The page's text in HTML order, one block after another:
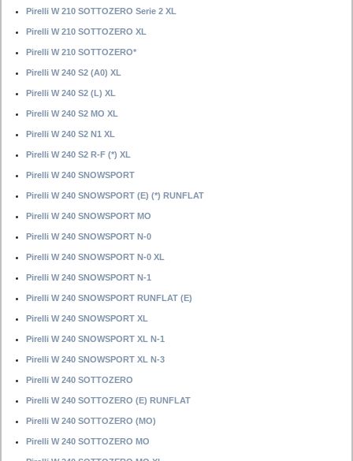
Pirelli W 210 SOTTOZERO Serie 2 XL
Pirelli W 210 SOTTOZERO XL
Pirelli W 210 SOTTOZERO*
Pirelli W 240 S2 (A0) XL
Pirelli W 240 S2 (L) XL
Pirelli W 240 S2 MO XL
Pirelli W 240 S2 N1 XL
Pirelli W 240 S2 R-F (*) XL
Pirelli W 240 SNOWSPORT
Pirelli W 240 SNOWSPORT (E) (*) RUNFLAT
Pirelli W 240 SNOWSPORT MO
Pirelli W 240 SNOWSPORT N-0
Pirelli W 240 SNOWSPORT N-0 XL
Pirelli W 240 SNOWSPORT N-1
Pirelli W 240 SNOWSPORT RUNFLAT (E)
Pirelli W 240 SNOWSPORT XL
Pirelli W 240 SNOWSPORT XL N-1
Pirelli W 240 SNOWSPORT XL N-3
Pirelli W 240 SOTTOZERO
Pirelli W 240 SOTTOZERO (E) RUNFLAT
Pirelli W 240 SOTTOZERO (MO)
Pirelli W 240 SOTTOZERO MO